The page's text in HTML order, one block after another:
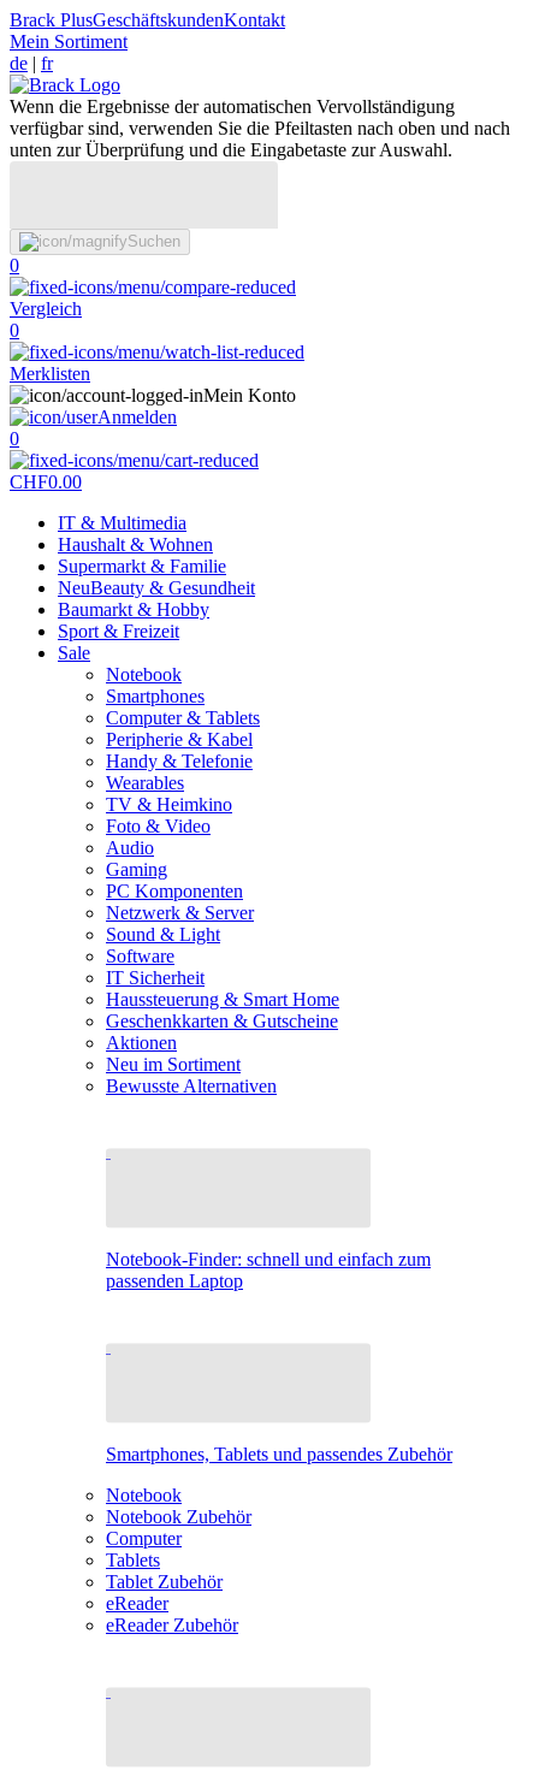
Brack PlusGeschäftskundenKontakt
Mein Sortiment
de | fr
Wenn die Ergebnisse der automatischen Vervollständigung
verfügbar sind, verwenden Sie die Pfeiltasten nach oben und nach
unten zur Überprüfung und die Eingabetaste zur Auswahl.
Suchen
0
Vergleich
0
Merklisten
Mein Konto
Anmelden
0
CHF0.00
IT & Multimedia
Haushalt & Wohnen
Supermarkt & Familie
NeuBeauty & Gesundheit
Baumarkt & Hobby
Sport & Freizeit
Sale
Notebook
Smartphones
Computer & Tablets
Peripherie & Kabel
Handy & Telefonie
Wearables
TV & Heimkino
Foto & Video
Audio
Gaming
PC Komponenten
Netzwerk & Server
Sound & Light
Software
IT Sicherheit
Haussteuerung & Smart Home
Geschenkkarten & Gutscheine
Aktionen
Neu im Sortiment
Bewusste Alternativen
Notebook-Finder: schnell und einfach zum
passenden Laptop
Smartphones, Tablets und passendes Zubehör
Notebook
Notebook Zubehör
Computer
Tablets
Tablet Zubehör
eReader
eReader Zubehör